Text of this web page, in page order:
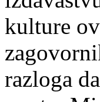
kulture
razloga